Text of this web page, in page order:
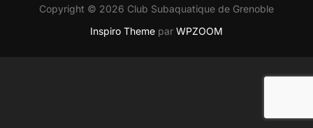
Copyright © 2026 Club Subaquatique de Grenoble
Inspiro Theme par WPZOOM